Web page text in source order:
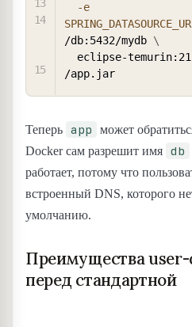
-e
/db:5432/mydb \
eclipse-
Теперь app может
Docker сам разрешит имя db
работает, потому что
встроенный DNS, которого
умолчанию.
Преимущества
перед стандартной